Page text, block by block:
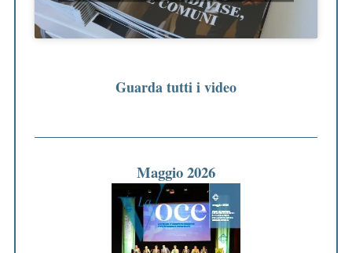
Guarda tutti i video
Maggio 2026